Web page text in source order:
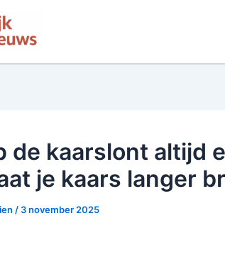
de kaarslont altijd
je kaars langer
/ 3 november 2025